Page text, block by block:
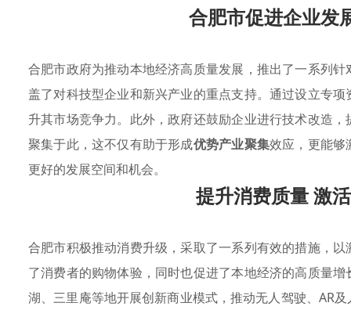
合肥市促进企业发
合肥市政府为推动本地经济高质量发展，推出了一系列
盖了对科技型企业和新兴产业的重点支持。通过设立专
升其市场竞争力。此外，政府还鼓励企业进行技术改造
聚集于此，这不仅有助于形成优势产业聚集效应，更能够
更好的发展空间和机会。
提升消费质量 激
合肥市积极推动消费升级，采取了一系列有效的措施，
了消费者的购物体验，同时也促进了本地经济的高质量
湖、三里庵等地开展创新商业模式，推动无人驾驶、AR